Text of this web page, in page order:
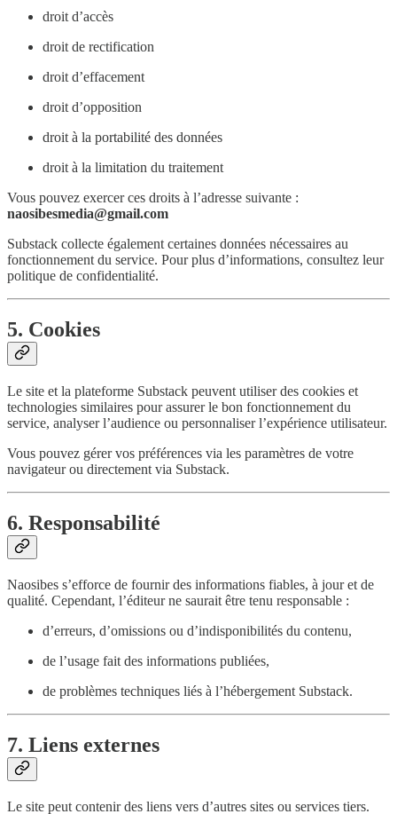
droit d’accès
droit de rectification
droit d’effacement
droit d’opposition
droit à la portabilité des données
droit à la limitation du traitement
Vous pouvez exercer ces droits à l’adresse suivante :
naosibesmedia@gmail.com
Substack collecte également certaines données nécessaires au
fonctionnement du service. Pour plus d’informations, consultez leur
politique de confidentialité.
5. Cookies
Le site et la plateforme Substack peuvent utiliser des cookies et
technologies similaires pour assurer le bon fonctionnement du
service, analyser l’audience ou personnaliser l’expérience utilisateur.
Vous pouvez gérer vos préférences via les paramètres de votre
navigateur ou directement via Substack.
6. Responsabilité
Naosibes s’efforce de fournir des informations fiables, à jour et de
qualité. Cependant, l’éditeur ne saurait être tenu responsable :
d’erreurs, d’omissions ou d’indisponibilités du contenu,
de l’usage fait des informations publiées,
de problèmes techniques liés à l’hébergement Substack.
7. Liens externes
Le site peut contenir des liens vers d’autres sites ou services tiers.